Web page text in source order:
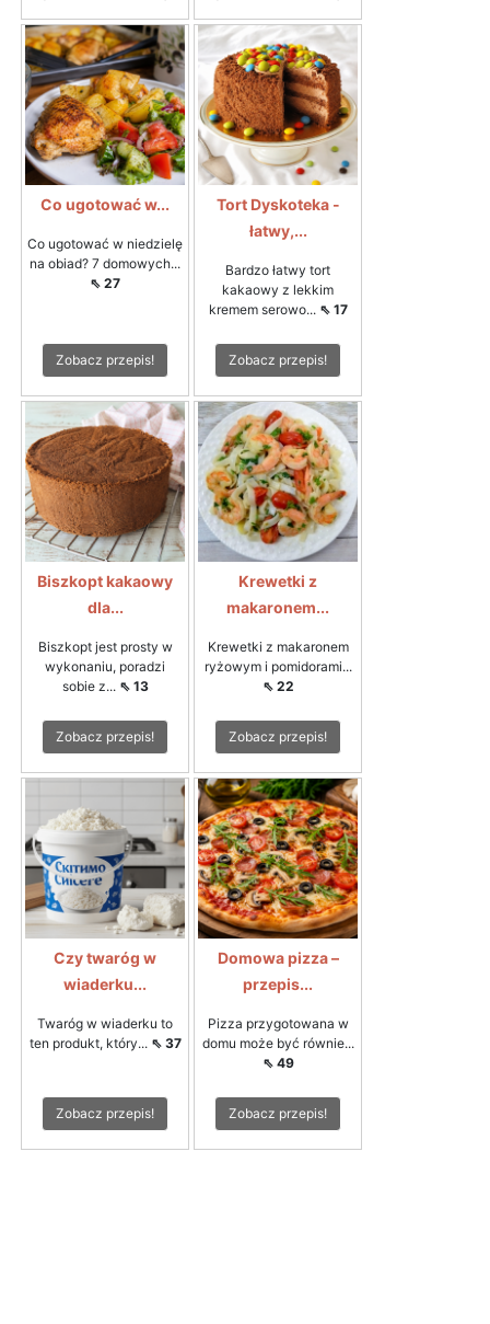
Co ugotować w...
Co ugotować w niedzielę
na obiad? 7 domowych...
⇖ 27
Zobacz przepis!
Tort Dyskoteka -
łatwy,...
Bardzo łatwy tort
kakaowy z lekkim
kremem serowo... ⇖ 17
Zobacz przepis!
Biszkopt kakaowy
dla...
Biszkopt jest prosty w
wykonaniu, poradzi
sobie z... ⇖ 13
Zobacz przepis!
Krewetki z
makaronem...
Krewetki z makaronem
ryżowym i pomidorami...
⇖ 22
Zobacz przepis!
Czy twaróg w
wiaderku...
Twaróg w wiaderku to
ten produkt, który... ⇖ 37
Zobacz przepis!
Domowa pizza –
przepis...
Pizza przygotowana w
domu może być równie...
⇖ 49
Zobacz przepis!